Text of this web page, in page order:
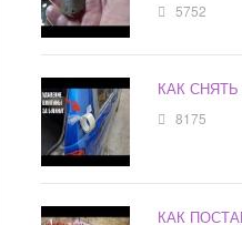
5752
КАК
8175
КАК